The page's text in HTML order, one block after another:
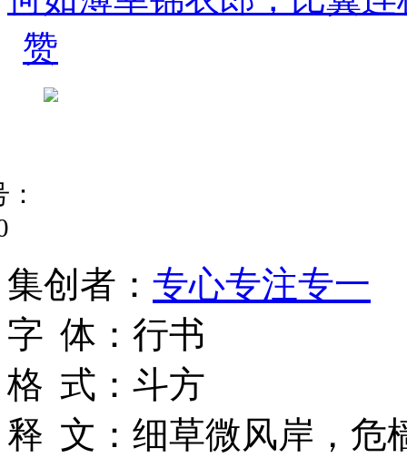
赞
集创者 ： 专心专注专一
字 体 ： 行书
格 式 ： 斗方
释 文 ： 细草微风岸，危